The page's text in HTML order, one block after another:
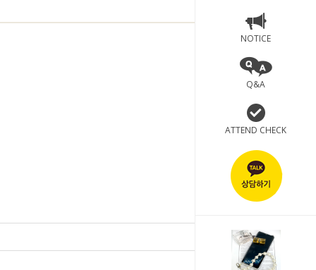
NOTICE
Q&A
ATTEND CHECK